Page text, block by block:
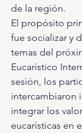
de la región.
El propósito
fue socializar y
temas del
Eucarístico
sesión, los
intercambiaron
integrar los
eucarísticas en